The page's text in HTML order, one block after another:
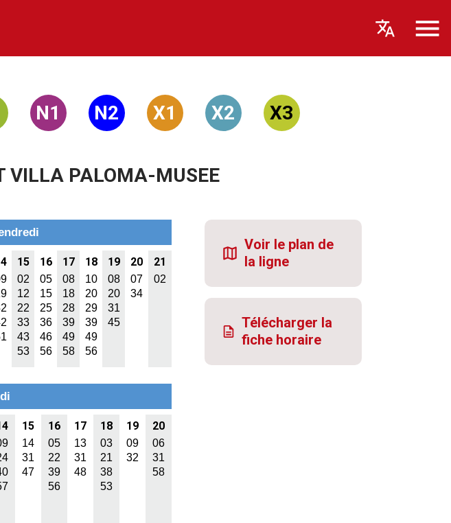
N1 N2 X1 X2 X3
VILLA PALOMA-MUSEE
15 16 17 18 19 20 21
02
12
22
33
43
53
05
15
25
36
46
56
08
18
28
39
49
58
10
20
29
39
49
56
08
20
31
45
07
34
02
15 16 17 18 19 20
14
31
47
05
22
39
56
13
31
48
03
21
38
53
09
32
06
31
58
Voir le plan de
la ligne
Télécharger la
fiche horaire